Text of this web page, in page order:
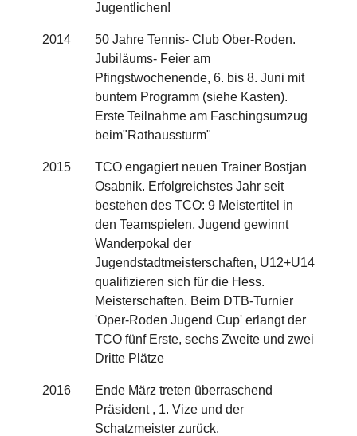
Jugentlichen!
2014
50 Jahre Tennis- Club Ober-Roden.
Jubiläums- Feier am
Pfingstwochenende, 6. bis 8. Juni mit
buntem Programm (siehe Kasten).
Erste Teilnahme am Faschingsumzug
beim"Rathaussturm"
2015
TCO engagiert neuen Trainer Bostjan
Osabnik. Erfolgreichstes Jahr seit
bestehen des TCO: 9 Meistertitel in
den Teamspielen, Jugend gewinnt
Wanderpokal der
Jugendstadtmeisterschaften, U12+U14
qualifizieren sich für die Hess.
Meisterschaften. Beim DTB-Turnier
'Oper-Roden Jugend Cup' erlangt der
TCO fünf Erste, sechs Zweite und zwei
Dritte Plätze
2016
Ende März treten überraschend
Präsident , 1. Vize und der
Schatzmeister zurück.